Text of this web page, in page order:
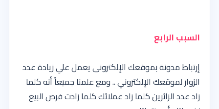
السبب الرابع
إرتباط مدونة بموقعك الإلكترونى يعمل علي زيادة عدد
الزوار لموقعك الإلكتروني .. ومع علمنا جميعاً أنه كلما
زاد عدد الزائرين كلما زاد عملائك كلما زادت فرص البيع